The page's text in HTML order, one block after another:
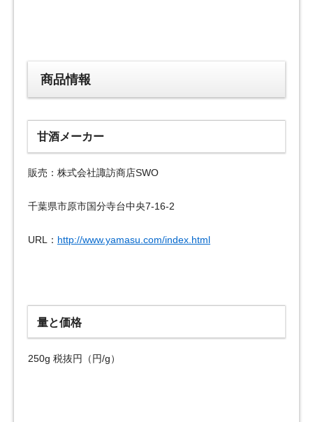
商品情報
甘酒メーカー
販売：株式会社諏訪商店SWO
千葉県市原市国分寺台中央7-16-2
URL： http://www.yamasu.com/index.html
量と価格
250g 税抜円（円/g）